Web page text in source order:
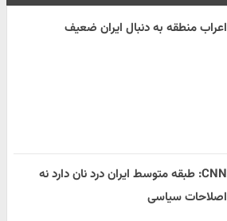
اعراب منطقه به دنبال ایران ضعیف
CNN: طبقه متوسط ایران درد نان دارد نه
اصلاحات سیاسی